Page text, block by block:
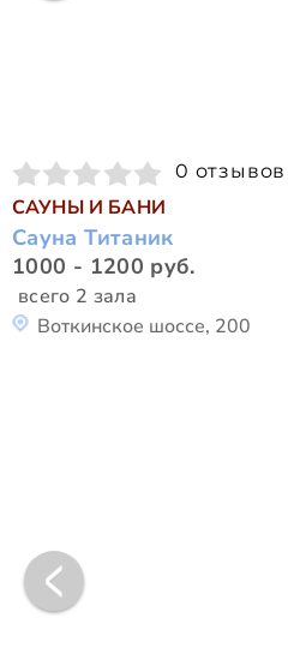
0 отзывов
САУНЫ И БАНИ
Сауна Титаник
1000 - 1200 руб.
всего 2 зала
Воткинское шоссе, 200